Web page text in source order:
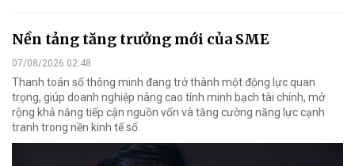
Nền tảng tăng trưởng mới của SME
07/08/2026 02:48
Thanh toán số thông minh đang trở thành một động lực quan
trọng, giúp doanh nghiệp nâng cao tính minh bạch tài chính, mở
rộng khả năng tiếp cận nguồn vốn và tăng cường năng lực cạnh
tranh trong nền kinh tế số.